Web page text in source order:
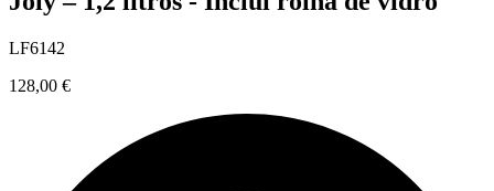
LF6142
128,00 €